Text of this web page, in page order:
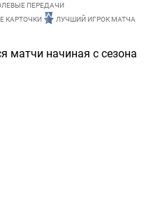
ПЕРЕДАЧИ
КАРТОЧКИ ЛУЧШИЙ ИГРОК МАТЧА
матчи начиная с сезона